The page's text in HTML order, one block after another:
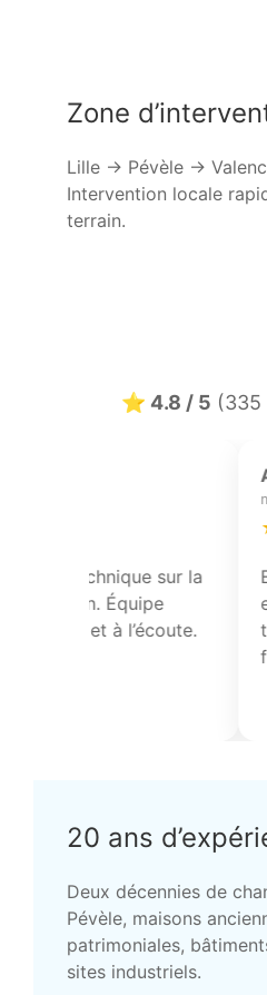
Zone
Lille → Pévèle →
Intervention locale
terrain.
⭐ 4.8 / 5 (335
Travaux de zinguerie et
remplacement de tuiles
sérieux. Bons conseils
respect des délais
20 ans
Deux décennies de
Pévèle, maisons
patrimoniales,
sites industriels.